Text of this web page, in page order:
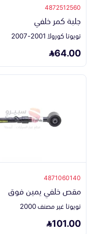
4872512560
جلبة كمر خلفي
تويوتا كورولا 2001-2007
64.00
4871060140
مقص خلفي يمين فوق
تويوتا غير مصنف 2000
101.00